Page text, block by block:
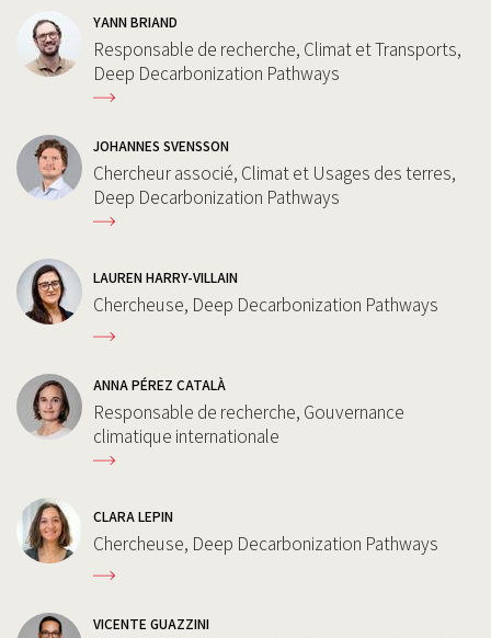
YANN BRIAND
Responsable de recherche, Climat et Transports,
Deep Decarbonization Pathways
JOHANNES SVENSSON
Chercheur associé, Climat et Usages des terres,
Deep Decarbonization Pathways
LAUREN HARRY-VILLAIN
Chercheuse, Deep Decarbonization Pathways
ANNA PÉREZ CATALÀ
Responsable de recherche, Gouvernance
climatique internationale
CLARA LEPIN
Chercheuse, Deep Decarbonization Pathways
VICENTE GUAZZINI